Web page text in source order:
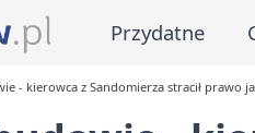
Przydatne
- kierowca z Sandomierza stracił prawo